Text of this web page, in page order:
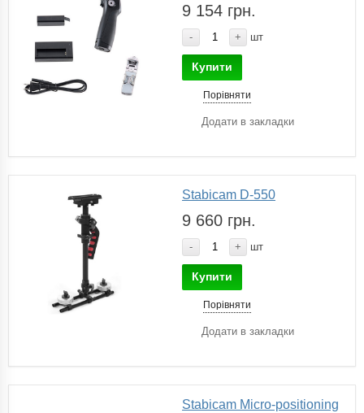
9 154 грн.
- + шт
Купити
Порівняти
Додати в закладки
Stabicam D-550
9 660 грн.
- + шт
Купити
Порівняти
Додати в закладки
Stabicam Micro-positioning